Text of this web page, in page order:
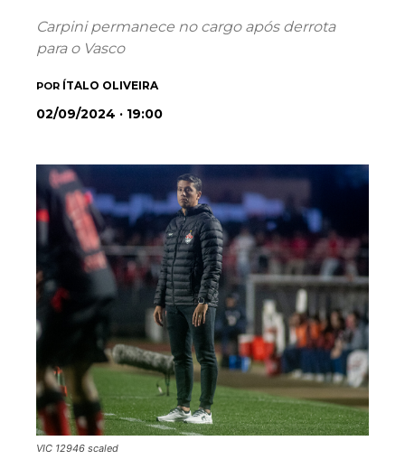
Carpini permanece no cargo após derrota
para o Vasco
POR ÍTALO OLIVEIRA
02/09/2024 · 19:00
VIC 12946 scaled